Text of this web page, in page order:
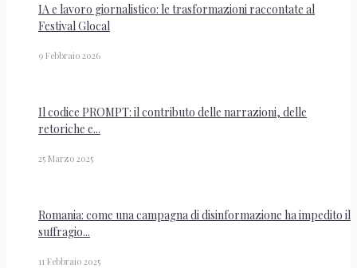
IA e lavoro giornalistico: le trasformazioni raccontate al
Festival Glocal
9 Febbraio 2026
Il codice PROMPT: il contributo delle narrazioni, delle
retoriche e...
25 Marzo 2025
Romania: come una campagna di disinformazione ha impedito il
suffragio...
11 Febbraio 2025